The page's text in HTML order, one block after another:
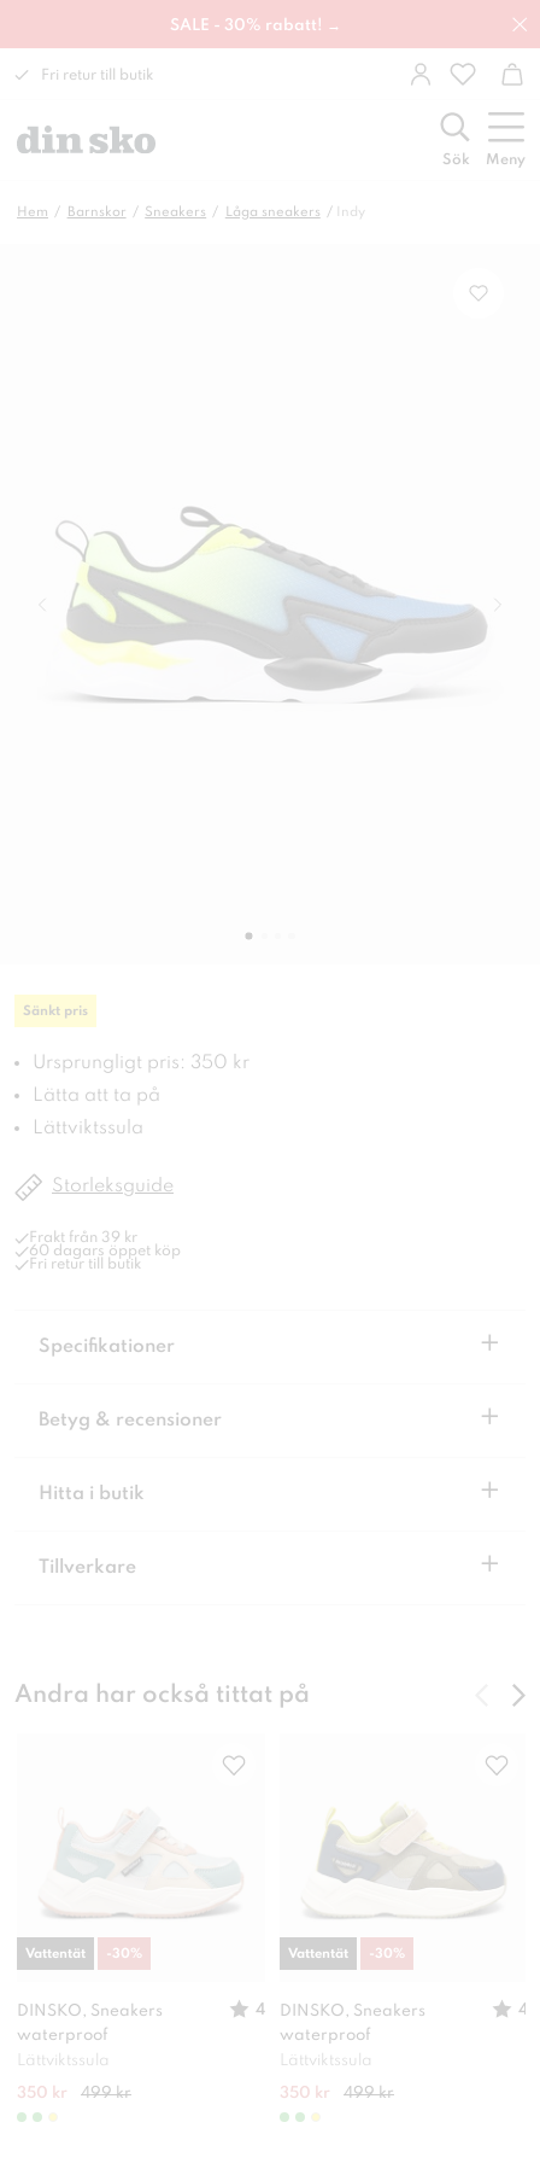
SALE - 30% rabatt! →
Fri retur till butik
Sök Meny
Hem Barnskor Sneakers Låga sneakers Indy
Sänkt pris
Ursprungligt pris: 350 kr
Lätta att ta på
Lättviktssula
Storleksguide
Frakt från 39 kr
60 dagars öppet köp
Fri retur till butik
Specifikationer +
Betyg & recensioner +
Hitta i butik +
Tillverkare +
Andra har också tittat på
DINSKO, Sneakers
waterproof
4
Lättviktssula
350 kr 499 kr
Vattentät -30%
DINSKO, Sneakers
waterproof
4
Lättviktssula
350 kr 499 kr
Vattentät -30%